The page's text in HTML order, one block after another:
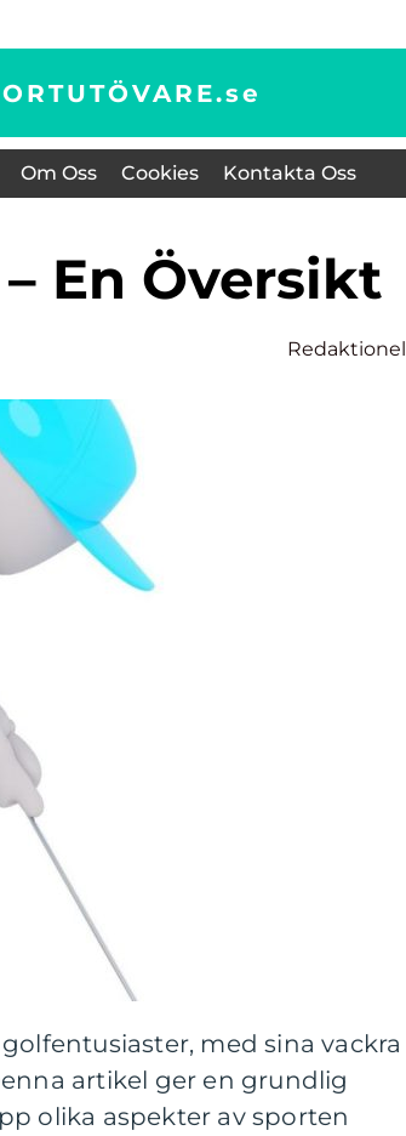
se
Om Oss Cookies Kontakta Oss
– En Översikt
Redaktionel
med sina vackra
artikel ger en grundlig
olika aspekter av sporten